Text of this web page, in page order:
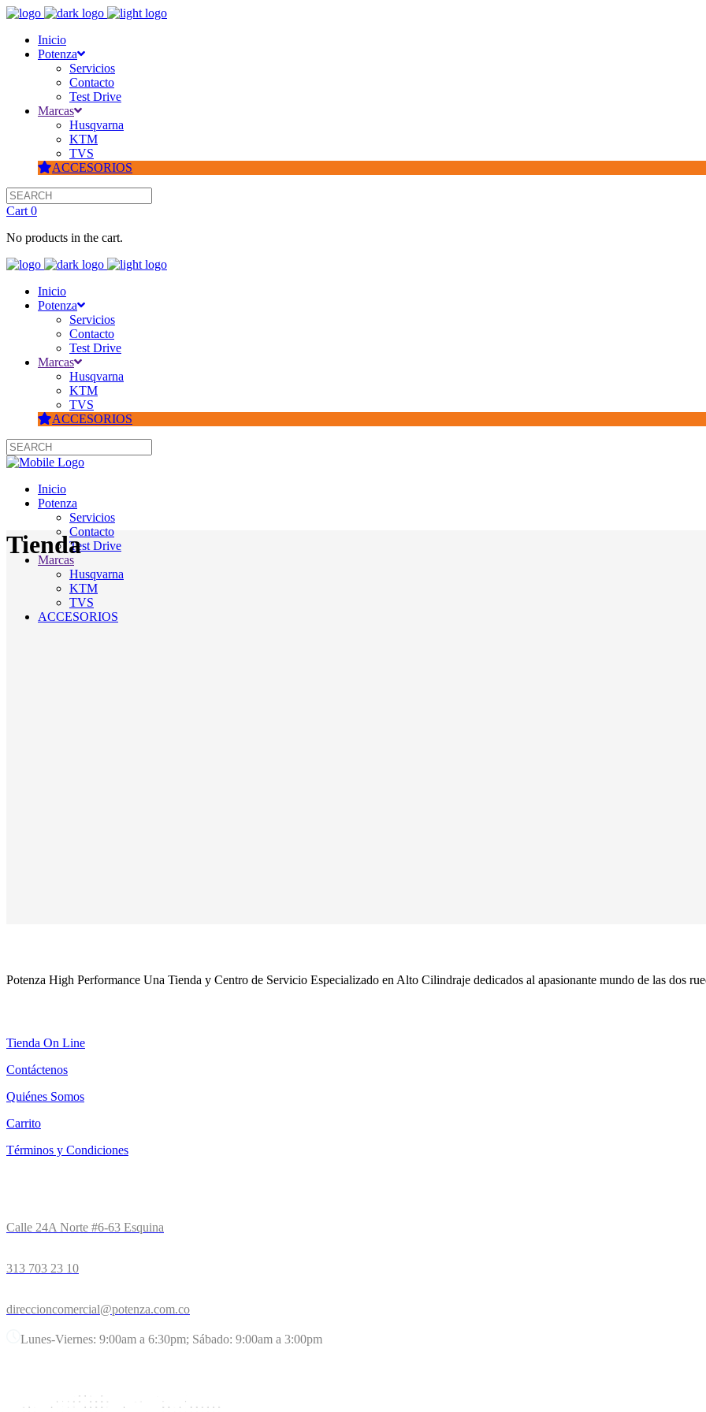
Inicio
Potenza
Servicios
Contacto
Test Drive
Marcas
Husqvarna
KTM
TVS
ACCESORIOS
Cart 0
No products in the cart.
Inicio
Potenza
Servicios
Contacto
Test Drive
Marcas
Husqvarna
KTM
TVS
ACCESORIOS
Inicio
Potenza
Servicios
Contacto
Test Drive
Marcas
Husqvarna
KTM
TVS
ACCESORIOS
Tienda
Potenza High Performance Una Tienda y Centro de Servicio Especializado en Alto Cilindraje dedicados al apasionante mundo de las dos
Tienda On Line
Contáctenos
Quiénes Somos
Carrito
Términos y Condiciones
Calle 24A Norte #6-63 Esquina
313 703 23 10
direccioncomercial@potenza.com.co
Lunes-Viernes: 9:00am a 6:30pm; Sábado: 9:00am a 3:00pm